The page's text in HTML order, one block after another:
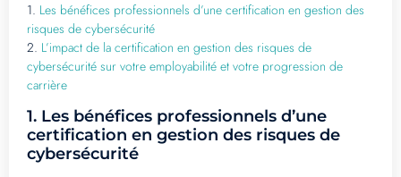
1. Les bénéfices professionnels d’une certification en gestion des
risques de cybersécurité
2. L’impact de la certification en gestion des risques de
cybersécurité sur votre employabilité et votre progression de
carrière
1. Les bénéfices professionnels d’une
certification en gestion des risques de
cybersécurité